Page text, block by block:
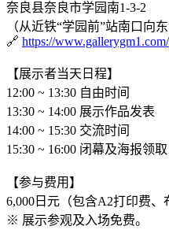
奈良县奈良市学园南1-3-2
（从近铁“学园前”站南口向
🔗 https://www.gallerygm1.com/
【展示者当天日程】
12:00 ~ 13:30 自由时间
13:30 ~ 14:00 展示作品发表
14:00 ~ 15:30 交流时间
15:30 ~ 16:00 闭幕及海报领取
【参与费用】
6,000日元（包含A2打印费、
※ 展示参观及入场免费。